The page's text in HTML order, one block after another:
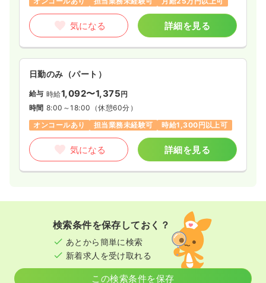
気になる 詳細を見る
日勤のみ（パート）
給与 時給1,092〜1,375円
時間 8:00～18:00 （休憩60分）
オンコールあり
担当業務未経験可 時給1,300円以上可
気になる 詳細を見る
検索条件を保存しておく？
あとから簡単に検索
新着求人を受け取れる
この検索条件を保存